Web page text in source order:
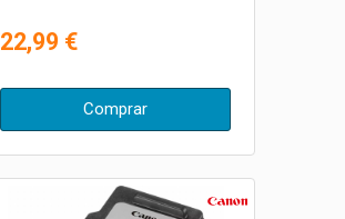
22,99 €
Comprar